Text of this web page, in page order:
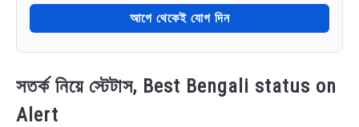
আগে থেকেই যোগ দিন
সতর্ক নিয়ে স্টেটাস, Best Bengali status on
Alert